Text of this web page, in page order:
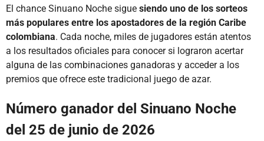
El chance Sinuano Noche sigue siendo uno de los sorteos
más populares entre los apostadores de la región Caribe
colombiana. Cada noche, miles de jugadores están atentos
a los resultados oficiales para conocer si lograron acertar
alguna de las combinaciones ganadoras y acceder a los
premios que ofrece este tradicional juego de azar.
Número ganador del Sinuano Noche
del 25 de junio de 2026